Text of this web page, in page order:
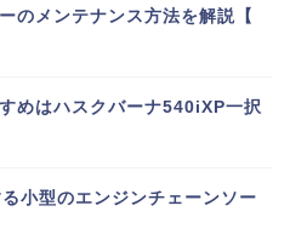
のメンテナンス方法を解説【
めはハスクバーナ540iXP一択
小型のエンジンチェーンソー